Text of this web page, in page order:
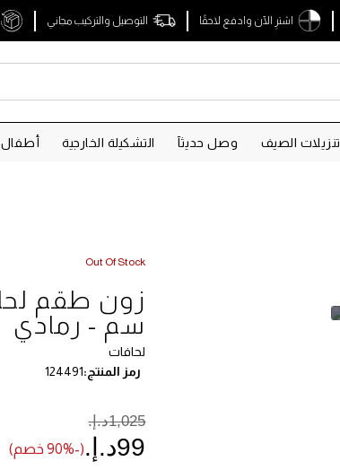
اشترِ الآن وادفع لاحقًا التوصيل والتركيب مجاني
تنزيلات الصيف وصل حديثآ التشكيلة الخارجية أطفال
Out Of Stock
سم - رمادي
لحافات
رمز المنتج 124491
99د.إ.‏ (-90% خصم)
1,025د.إ.‏